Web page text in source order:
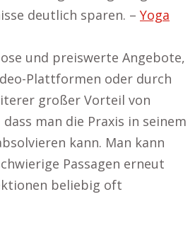
deutlich sparen. – Yoga
und preiswerte Angebote,
Plattformen oder durch
großer Vorteil von
man die Praxis in seinem
kann. Man kann
Passagen erneut
beliebig oft